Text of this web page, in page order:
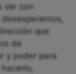
ver con
que
de
y poder para